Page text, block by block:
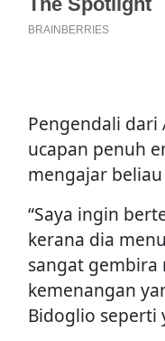
Pengendali
ucapan penuh
mengajar
“Saya ingin
kerana dia
sangat gembira
kemenangan
Bidoglio seperti